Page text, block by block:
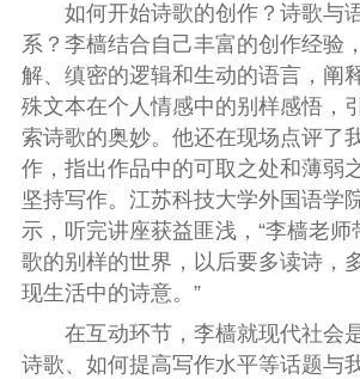
如何开始诗歌的创作？诗歌与
系？李樯结合自己丰富的创作经验
解、缜密的逻辑和生动的语言，阐
殊文本在个人情感中的别样感悟，
索诗歌的奥妙。他还在现场点评了
作，指出作品中的可取之处和薄弱
坚持写作。江苏科技大学外国语学
示，听完讲座获益匪浅，“李樯老
歌的别样的世界，以后要多读诗，
现生活中的诗意。”
在互动环节，李樯就现代社会
诗歌、如何提高写作水平等话题与